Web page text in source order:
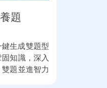
題
生成雙題型
知識，深入
題並進智力